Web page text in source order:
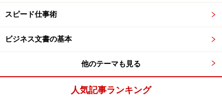
は、「お言葉を返すようですが」のごとく反対意見を言
うです。それを読んだ人が、また反論し、炎上のように
なって収拾がつかなくなった事例もありました。
■「乗り遅れました」
こちらも複数でやりとりするとき、見かけるビジネスメ
スピード仕事術
ビジネス文書の基本
他のテーマも見る
人気記事ランキング